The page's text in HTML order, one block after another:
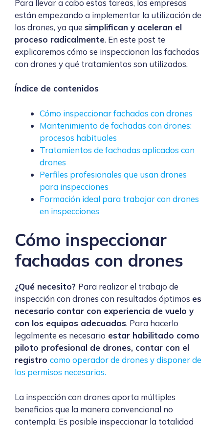
Para llevar a cabo estas tareas, las empresas
están empezando a implementar la utilización de
los drones, ya que simplifican y aceleran el
proceso radicalmente. En este post te
explicaremos cómo se inspeccionan las fachadas
con drones y qué tratamientos son utilizados.
Índice de contenidos
Cómo inspeccionar fachadas con drones
Mantenimiento de fachadas con drones:
procesos habituales
Tratamientos de fachadas aplicados con
drones
Perfiles profesionales que usan drones
para inspecciones
Formación ideal para trabajar con drones
en inspecciones
Cómo inspeccionar
fachadas con drones
¿Qué necesito? Para realizar el trabajo de
inspección con drones con resultados óptimos es
necesario contar con experiencia de vuelo y
con los equipos adecuados. Para hacerlo
legalmente es necesario estar habilitado como
piloto profesional de drones, contar con el
registro como operador de drones y disponer de
los permisos necesarios.
La inspección con drones aporta múltiples
beneficios que la manera convencional no
contempla. Es posible inspeccionar la totalidad